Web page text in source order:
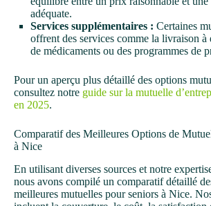
adéquate.
Services supplémentaires : Certaines
offrent des services comme la livraison à
de médicaments ou des programmes de
Pour un aperçu plus détaillé des options
consultez notre guide sur la mutuelle
en 2025.
Comparatif des Meilleures Options de
à Nice
En utilisant diverses sources et notre
nous avons compilé un comparatif détaillé
meilleures mutuelles pour seniors à Nice.